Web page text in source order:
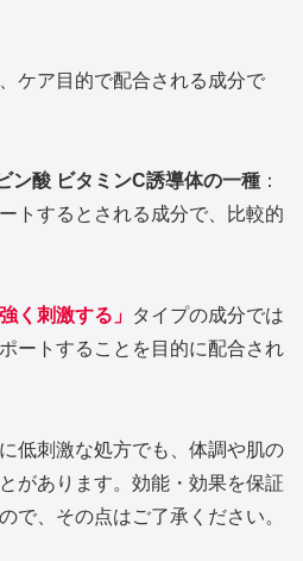
ケア目的で配合される成分で
ン酸 ビタミンC誘導体の一種 ：
トするとされる成分で、比較的
く刺激する」 タイプの成分では
ートすることを目的に配合され
低刺激な処方でも、体調や肌の
があります。効能・効果を保証
で、その点はご了承ください。